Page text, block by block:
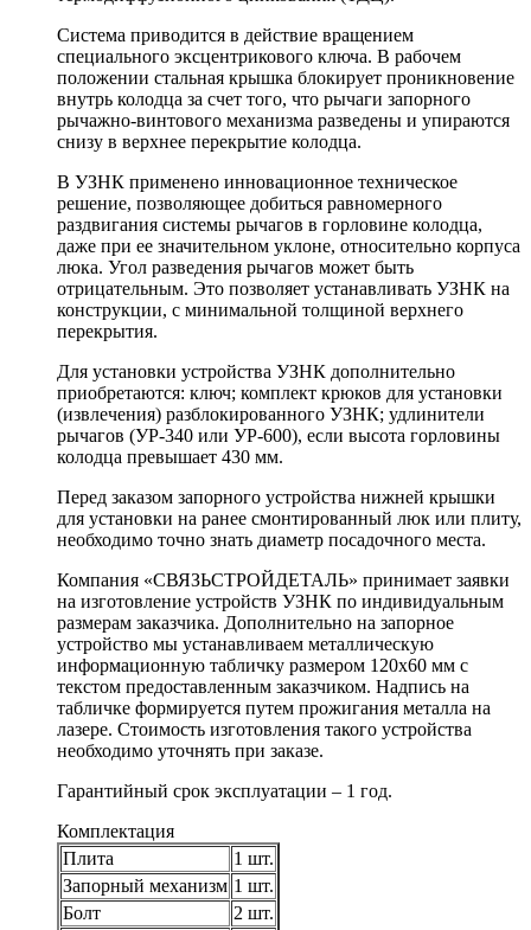
Система приводится в действие вращением
специального эксцентрикового ключа. В рабочем
положении стальная крышка блокирует проникновение
внутрь колодца за счет того, что рычаги запорного
рычажно-винтового механизма разведены и упираются
снизу в верхнее перекрытие колодца.
В УЗНК применено инновационное техническое
решение, позволяющее добиться равномерного
раздвигания системы рычагов в горловине колодца,
даже при ее значительном уклоне, относительно корпуса
люка. Угол разведения рычагов может быть
отрицательным. Это позволяет устанавливать УЗНК на
конструкции, с минимальной толщиной верхнего
перекрытия.
Для установки устройства УЗНК дополнительно
приобретаются: ключ; комплект крюков для установки
(извлечения) разблокированного УЗНК; удлинители
рычагов (УР-340 или УР-600), если высота горловины
колодца превышает 430 мм.
Перед заказом запорного устройства нижней крышки
для установки на ранее смонтированный люк или плиту,
необходимо точно знать диаметр посадочного места.
Компания «СВЯЗЬСТРОЙДЕТАЛЬ» принимает заявки
на изготовление устройств УЗНК по индивидуальным
размерам заказчика. Дополнительно на запорное
устройство мы устанавливаем металлическую
информационную табличку размером 120х60 мм с
текстом предоставленным заказчиком. Надпись на
табличке формируется путем прожигания металла на
лазере. Стоимость изготовления такого устройства
необходимо уточнять при заказе.
Гарантийный срок эксплуатации – 1 год.
Комплектация
Плита
1 шт.
Запорный механизм 1 шт.
Болт
2 шт.